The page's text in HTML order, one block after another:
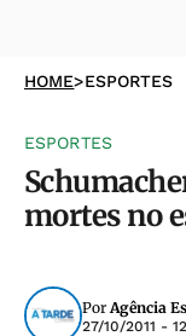
HOME>ESPORTES
ESPORTES
mortes no
PorAgência
27/10/2011 -